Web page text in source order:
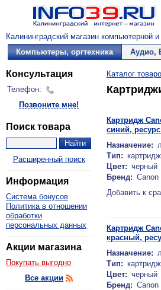
Калининградский магазин компьютерной
Компьютеры, оргтехника
Аудио,
Консультация
Телефон:
Позвоните мне!
Поиск товара
Расширенный поиск
Информация
Система бонусов
Политика в отношении
обработки
персональных данных
Акции магазина
Покупать выгодно
Все акции
Каталог
Картридж
синий,
Назначение:
Тип: картридж
Цвет: черный
Бренд: Canon
Добавить к
Картридж
красный,
Назначение:
Тип: картридж
Цвет: черный
Бренд: Canon